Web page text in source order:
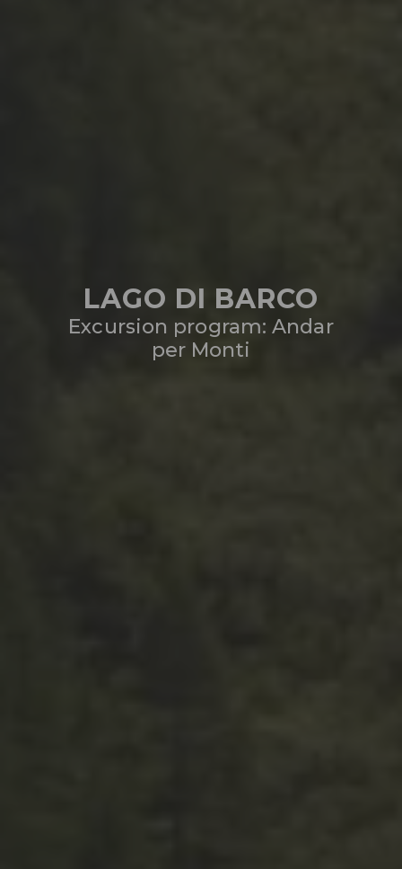
LAGO DI BARCO
Excursion program: Andar
per Monti